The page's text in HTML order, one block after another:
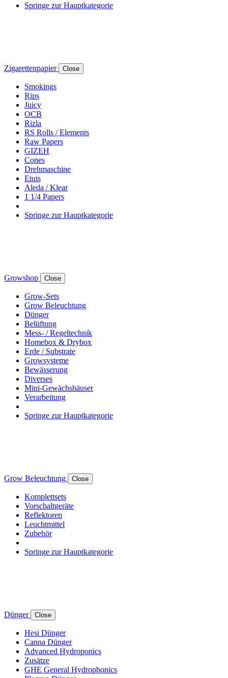
Springe zur Hauptkategorie
Zigarettenpapier Close
Smokings
Rips
Juicy
OCB
Rizla
RS Rolls / Elements
Raw Papers
GIZEH
Cones
Drehmaschine
Etuis
Aleda / Klear
1 1/4 Papers
Springe zur Hauptkategorie
Growshop Close
Grow-Sets
Grow Beleuchtung
Dünger
Belüftung
Mess- / Regeltechnik
Homebox & Drybox
Erde / Substrate
Growsysteme
Bewässerung
Diverses
Mini-Gewächshäuser
Verarbeitung
Springe zur Hauptkategorie
Grow Beleuchtung Close
Komplettsets
Vorschaltgeräte
Reflektoren
Leuchtmittel
Zubehör
Springe zur Hauptkategorie
Dünger Close
Hesi Dünger
Canna Dünger
Advanced Hydroponics
Zusätze
GHE General Hydrophonics